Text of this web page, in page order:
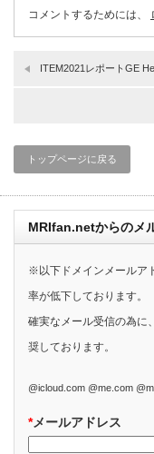
コメントするためには、
ITEM2021レポートGE
トップページに戻る
MRIfan.netからのメ
※以下ドメインメールア
率が低下しております。
確実なメール受信の為に
奨しております。
@icloud.com @me.com
*メールアドレス